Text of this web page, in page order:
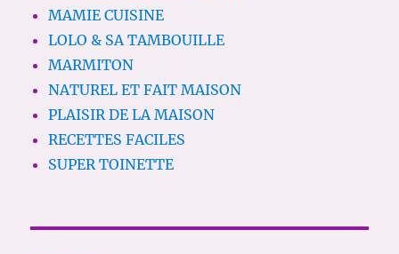
MAMIE CUISINE
LOLO & SA TAMBOUILLE
MARMITON
NATUREL ET FAIT MAISON
PLAISIR DE LA MAISON
RECETTES FACILES
SUPER TOINETTE